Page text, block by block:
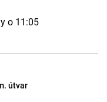
o 11:05
útvar